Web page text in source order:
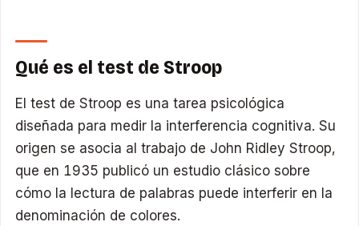
Qué es el test de Stroop
El test de Stroop es una tarea psicológica
diseñada para medir la interferencia cognitiva. Su
origen se asocia al trabajo de John Ridley Stroop,
que en 1935 publicó un estudio clásico sobre
cómo la lectura de palabras puede interferir en la
denominación de colores.